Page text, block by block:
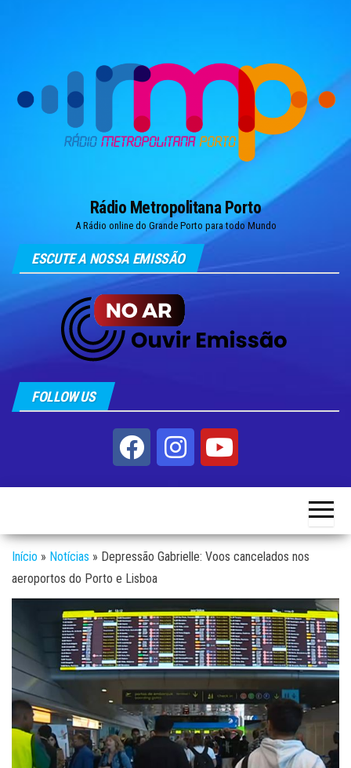
Rádio Metropolitana Porto
A Rádio online do Grande Porto para todo Mundo
ESCUTE A NOSSA EMISSÃO
FOLLOW US
Início » Notícias » Depressão Gabrielle: Voos cancelados nos
aeroportos do Porto e Lisboa